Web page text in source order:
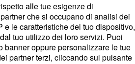
alle tue esigenze di
partner che si occupano di analisi dei
le caratteristiche del tuo dispositivo,
tuo utilizzo dei loro servizi. Puoi
banner oppure personalizzare le tue
partner terzi, cliccando sul pulsante